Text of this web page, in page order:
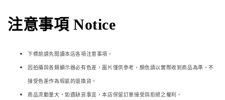
注意事項 Notice
下標前請先閱讀本店各項注意事項。
因拍攝與各類顯示器必有色差，圖片僅供參考，顏色請以實際收到商品為準。不
接受色差作為瑕疵的退換貨。
商品流動量大，如遇缺貨事宜，本店保留訂單接受與拒絕之權利。